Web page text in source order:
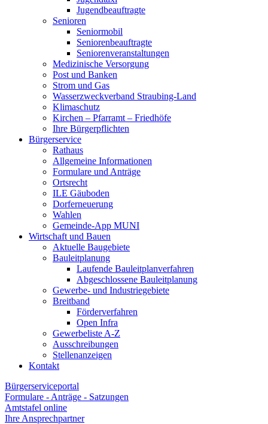
Jugendbeauftragte
Senioren
Seniormobil
Seniorenbeauftragte
Seniorenveranstaltungen
Medizinische Versorgung
Post und Banken
Strom und Gas
Wasserzweckverband Straubing-Land
Klimaschutz
Kirchen – Pfarramt – Friedhöfe
Ihre Bürgerpflichten
Bürgerservice
Rathaus
Allgemeine Informationen
Formulare und Anträge
Ortsrecht
ILE Gäuboden
Dorferneuerung
Wahlen
Gemeinde-App MUNI
Wirtschaft und Bauen
Aktuelle Baugebiete
Bauleitplanung
Laufende Bauleitplanverfahren
Abgeschlossene Bauleitplanung
Gewerbe- und Industriegebiete
Breitband
Förderverfahren
Open Infra
Gewerbeliste A-Z
Ausschreibungen
Stellenanzeigen
Kontakt
Bürgerserviceportal
Formulare - Anträge - Satzungen
Amtstafel online
Ihre Ansprechpartner